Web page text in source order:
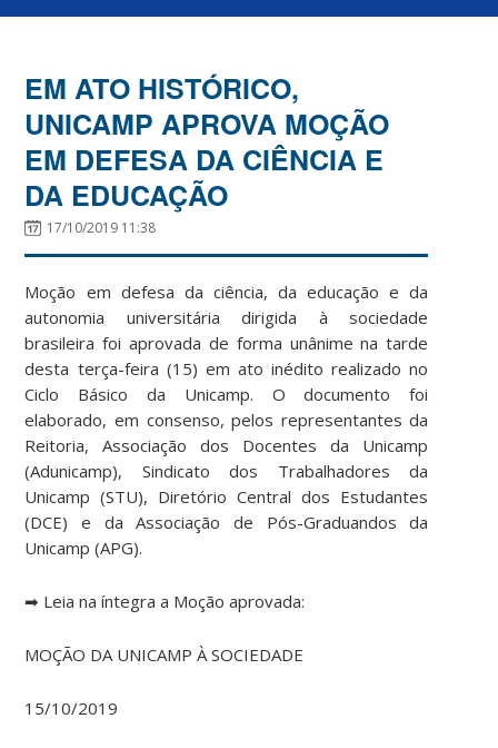
EM ATO HISTÓRICO,
UNICAMP APROVA MOÇÃO
EM DEFESA DA CIÊNCIA E
DA EDUCAÇÃO
17/10/2019 11:38
Moção em defesa da ciência, da educação e da
autonomia universitária dirigida à sociedade
brasileira foi aprovada de forma unânime na tarde
desta terça-feira (15) em ato inédito realizado no
Ciclo Básico da Unicamp. O documento foi
elaborado, em consenso, pelos representantes da
Reitoria, Associação dos Docentes da Unicamp
(Adunicamp), Sindicato dos Trabalhadores da
Unicamp (STU), Diretório Central dos Estudantes
(DCE) e da Associação de Pós-Graduandos da
Unicamp (APG).
➡ Leia na íntegra a Moção aprovada:
MOÇÃO DA UNICAMP À SOCIEDADE
15/10/2019